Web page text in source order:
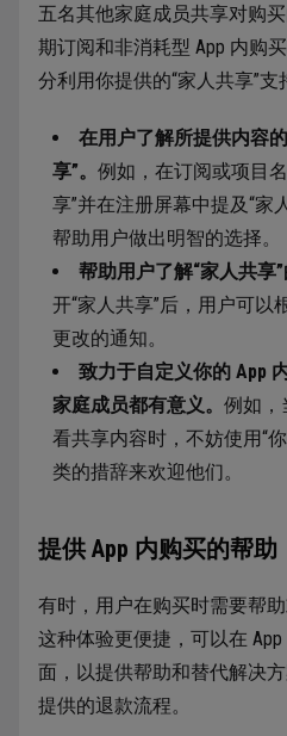
五名其他家庭成员共享对购
期订阅和非消耗型 App 内购
分利用你提供的“家人共享”支
在用户了解所提供内容
享”。 例如，在订阅或项目
享”并在注册屏幕中提及“家
帮助用户做出明智的选择。
帮助用户了解“家人共享
开“家人共享”后，用户可以
更改的通知。
致力于自定义你的 App
家庭成员都有意义。 例如，
看共享内容时，不妨使用“
类的措辞来欢迎他们。
提供 App 内购买的帮助
有时，用户在购买时需要帮
这种体验更便捷，可以在
面，以提供帮助和替代解决
提供的退款流程。